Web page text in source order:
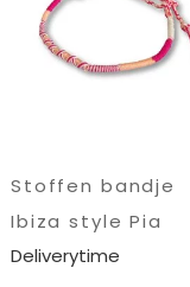
Stoffen bandje
Ibiza style Pia
Deliverytime